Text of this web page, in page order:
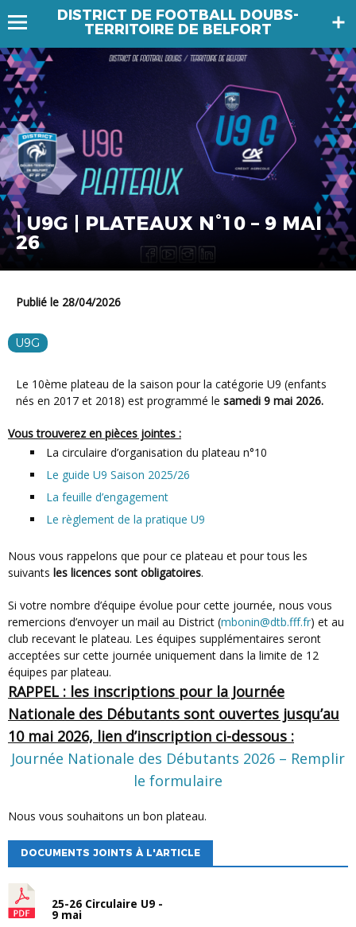
DISTRICT DE FOOTBALL DOUBS-
TERRITOIRE DE BELFORT
| U9G | PLATEAUX N°10 – 9 MAI
26
Publié le 28/04/2026
U9G
Le 10ème plateau de la saison pour la catégorie U9 (enfants
nés en 2017 et 2018) est programmé le samedi 9 mai 2026.
Vous trouverez en pièces jointes :
La circulaire d’organisation du plateau n°10
Le guide U9 Saison 2025/26
La feuille d’engagement
Le règlement de la pratique U9
Nous vous rappelons que pour ce plateau et pour tous les
suivants les licences sont obligatoires.
Si votre nombre d’équipe évolue pour cette journée, nous vous
remercions d’envoyer un mail au District (mbonin@dtb.fff.fr) et au
club recevant le plateau. Les équipes supplémentaires seront
acceptées sur cette journée uniquement dans la limite de 12
équipes par plateau.
RAPPEL : les inscriptions pour la Journée
Nationale des Débutants sont ouvertes jusqu’au
10 mai 2026, lien d’inscription ci-dessous :
Journée Nationale des Débutants 2026 – Remplir
le formulaire
Nous vous souhaitons un bon plateau.
DOCUMENTS JOINTS À L'ARTICLE
25-26 Circulaire U9 -
9 mai